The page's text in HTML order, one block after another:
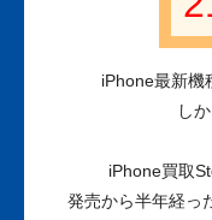
iPhone最新機
し
iPhone買取
発売から半年経っ